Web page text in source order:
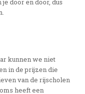
kunnen we niet
in de prijzen die
van de rijscholen
heeft een